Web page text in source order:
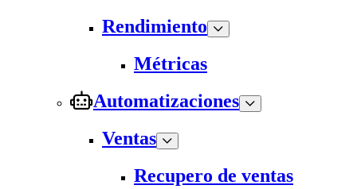
Rendimiento
Métricas
Automatizaciones
Ventas
Recupero de ventas